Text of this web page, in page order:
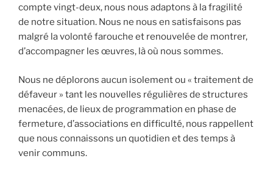
compte vingt-deux, nous nous adaptons à la fragilité
de notre situation. Nous ne nous en satisfaisons pas
malgré la volonté farouche et renouvelée de montrer,
d’accompagner les œuvres, là où nous sommes.
Nous ne déplorons aucun isolement ou « traitement de
défaveur » tant les nouvelles régulières de structures
menacées, de lieux de programmation en phase de
fermeture, d’associations en difficulté, nous rappellent
que nous connaissons un quotidien et des temps à
venir communs.